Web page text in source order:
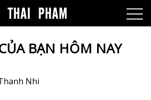
BẠN HÔM NAY
Nhi